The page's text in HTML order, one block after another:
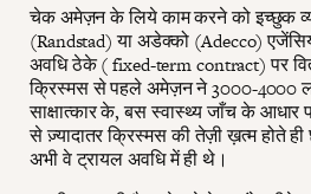
चेक अमेज़न के लिये काम करने को इच्छुक
(Randstad) या अडेक्को (Adecco)
अवधि ठेके ( fixed-term contract) पर
क्रिस्मस से पहले अमेज़न ने 3000-4000
साक्षात्कार के, बस स्वास्थ्य जाँच के आधार
से ज़्यादातर क्रिस्मस की तेज़ी ख़त्म होते
अभी वे ट्रायल अवधि में ही थे।